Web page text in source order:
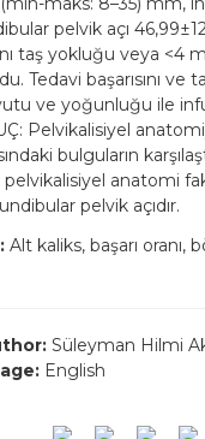
pelvik açı
taş yokluğu veya <4
Tedavi başarısını ve
ve yoğunluğu ile
Pelvikalisiyel
bulguların
anatomi
pelvik açıdır.
Alt kaliks, başarı oranı,
Süleyman Hilmi
English